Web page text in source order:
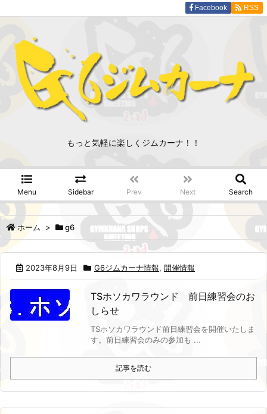
もっと気軽に楽しくジムカーナ！！
Menu Sidebar Prev Next Search
Facebook RSS
ホーム > g6
2023年8月9日 G6ジムカーナ情報, 開催情報
TSホソカワラウンド 前日練習会のお
しらせ
TSホソカワラウンド前日練習会を開催いたしま
す。 前日練習会のみの参加も ...
記事を読む